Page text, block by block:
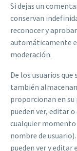
Si dejas un
conservan
reconocer y
automáticamente
moderación.
De los usuarios
también
proporcionan en su
pueden ver, editar
cualquier momento
nombre de
pueden ver y editar